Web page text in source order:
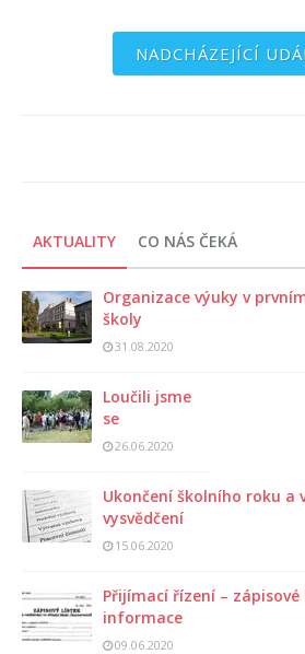
NADCHÁZEJÍCÍ
AKTUALITY CO NÁS ČEKÁ
Organizace výuky v
školy
31.08.2020
Loučili jsme
se
26.06.2020
Ukončení školního roku a
vysvědčení
15.06.2020
Přijímací řízení –
informace
09.06.2020